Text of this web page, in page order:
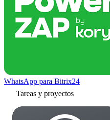
WhatsApp para Bitrix24
Tareas y proyectos